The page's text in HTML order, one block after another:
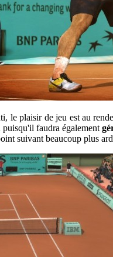
plaisir de jeu est au
puisqu'il faudra également
suivant beaucoup plus